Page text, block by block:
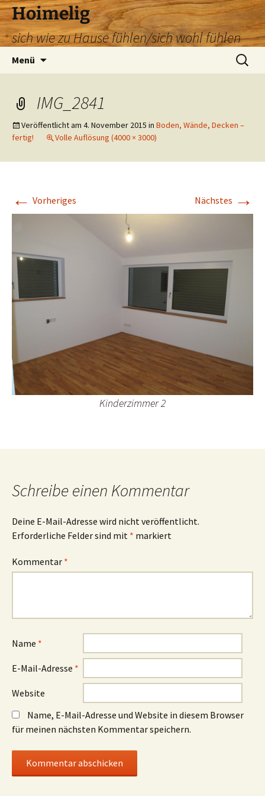
Zum
Inhalt
springen
Hoimelig
sich wie zu Hause fühlen/sich wohl fühlen
Menü
Suchen
nach:
IMG_2841
Veröffentlicht am 4. November 2015 in Boden, Wände, Decken –
fertig!
Volle Auflösung (4000 × 3000)
← Vorheriges Nächstes →
Kinderzimmer 2
Schreibe einen Kommentar
Deine E-Mail-Adresse wird nicht veröffentlicht.
Erforderliche Felder sind mit * markiert
Kommentar *
Name *
E-Mail-Adresse *
Website
Name, E-Mail-Adresse und Website in diesem Browser
für meinen nächsten Kommentar speichern.